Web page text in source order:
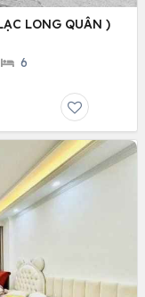
LONG QUÂN )
6